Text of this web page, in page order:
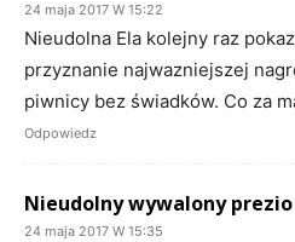
24 maja 2017 W 15:22
Nieudolna Ela kolejny raz
przyznanie najwazniejszej
piwnicy bez świadków. Co za
Odpowiedz
Nieudolny wywalony prezio
24 maja 2017 W 15:35